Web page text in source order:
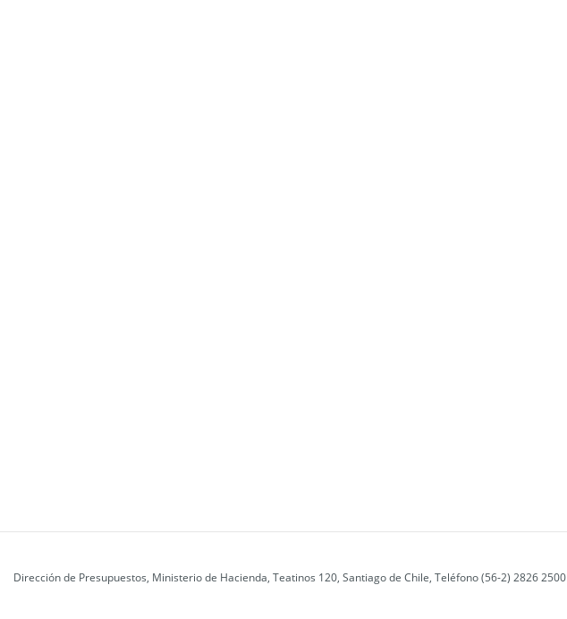
Dirección de Presupuestos, Ministerio de Hacienda, Teatinos 120, Santiago de Chile, Teléfono (56-2) 2826 2500